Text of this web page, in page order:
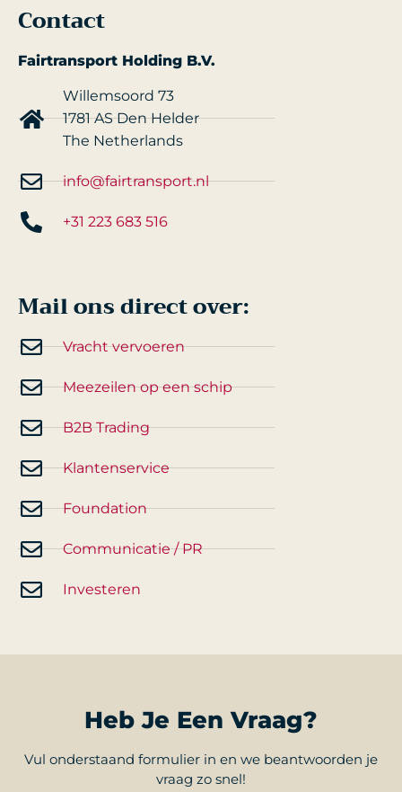
Contact
Fairtransport Holding B.V.
Willemsoord 73
1781 AS Den Helder
The Netherlands
info@fairtransport.nl
+31 223 683 516
Mail ons direct over:
Vracht vervoeren
Meezeilen op een schip
B2B Trading
Klantenservice
Foundation
Communicatie / PR
Investeren
Heb Je Een Vraag?
Vul onderstaand formulier in en we beantwoorden je
vraag zo snel!